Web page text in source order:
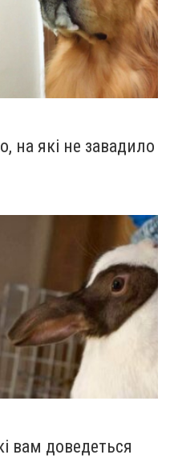
на які не завадило
вам доведеться